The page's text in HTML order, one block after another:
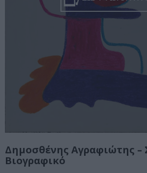
Δημοσθένης Αγραφιώτης –
Βιογραφικό